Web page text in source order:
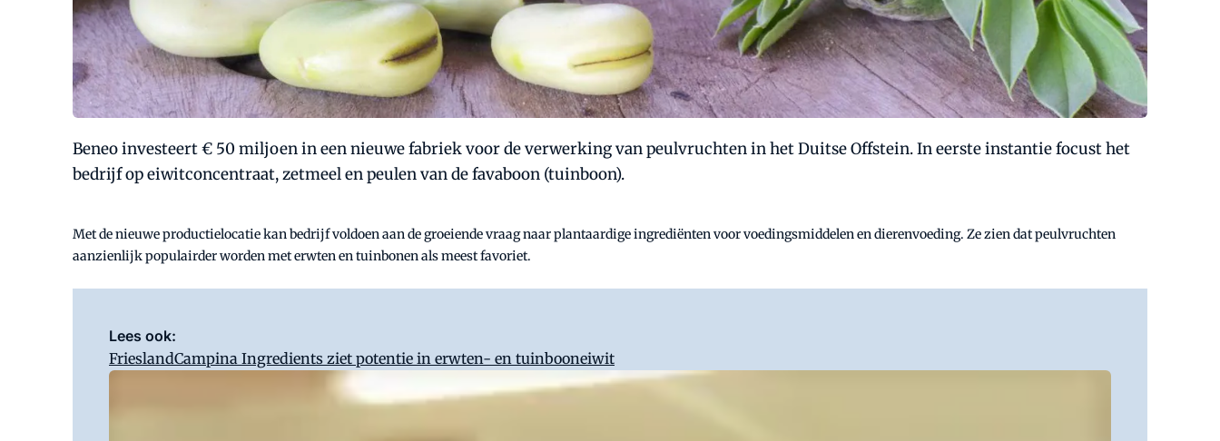
Beneo investeert € 50 miljoen in een nieuwe fabriek voor de verwerking van peulvruchten in het Duitse Offstein. In eerste instantie focust het
bedrijf op eiwitconcentraat, zetmeel en peulen van de favaboon (tuinboon).
Met de nieuwe productielocatie kan bedrijf voldoen aan de groeiende vraag naar plantaardige ingrediënten voor voedingsmiddelen en dierenvoeding. Ze zien dat peulvruchten
aanzienlijk populairder worden met erwten en tuinbonen als meest favoriet.
Lees ook:
FrieslandCampina Ingredients ziet potentie in erwten- en tuinbooneiwit